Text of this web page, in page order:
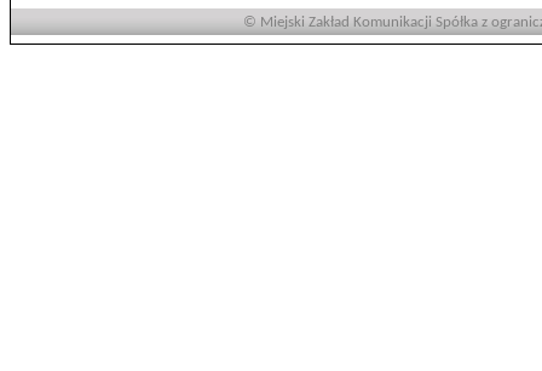
© Miejski Zakład Komunikacji Spółka z